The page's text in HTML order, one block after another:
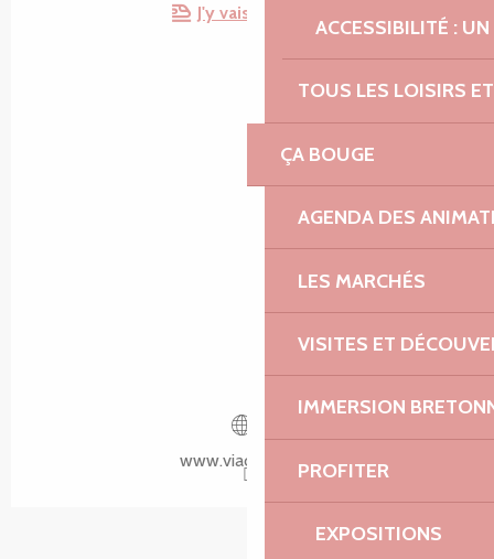
ACCESSIBILITÉ :
TOUS LES LOISIRS
ÇA BOUGE
AGENDA DES
LES MARCHÉS
VISITES ET
IMMERSION
PROFITER
EXPOSITIONS
J'y vais en train !
www.viacane.com